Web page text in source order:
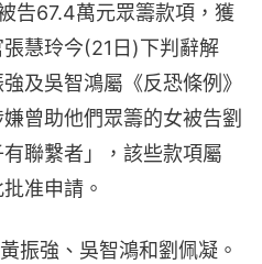
告67.4萬元眾籌款項，獲
慧玲今(21日)下判辭解
及吳智鴻屬《反恐條例》
曾助他們眾籌的女被告劉
聯繫者」，該些款項屬
准申請。
振強、吳智鴻和劉佩凝。